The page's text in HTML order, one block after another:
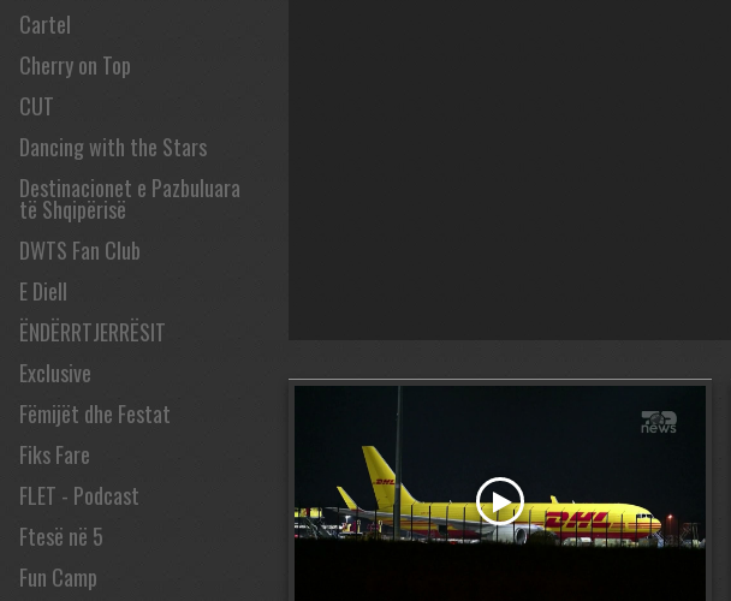
Cartel
Cherry on Top
CUT
Dancing with the Stars
Destinacionet e Pazbuluara
të Shqipërisë
DWTS Fan Club
E Diell
ËNDËRRTJERRËSIT
Exclusive
Fëmijët dhe Festat
Fiks Fare
FLET - Podcast
Ftesë në 5
Fun Camp